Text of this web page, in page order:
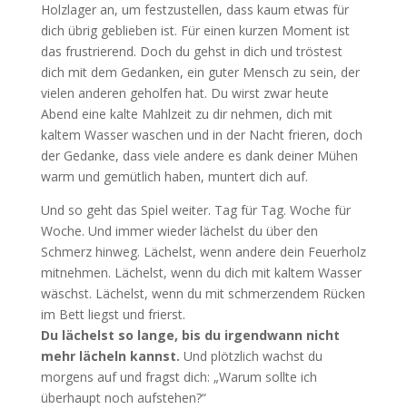
Holzlager an, um festzustellen, dass kaum etwas für
dich übrig geblieben ist. Für einen kurzen Moment ist
das frustrierend. Doch du gehst in dich und tröstest
dich mit dem Gedanken, ein guter Mensch zu sein, der
vielen anderen geholfen hat. Du wirst zwar heute
Abend eine kalte Mahlzeit zu dir nehmen, dich mit
kaltem Wasser waschen und in der Nacht frieren, doch
der Gedanke, dass viele andere es dank deiner Mühen
warm und gemütlich haben, muntert dich auf.
Und so geht das Spiel weiter. Tag für Tag. Woche für
Woche. Und immer wieder lächelst du über den
Schmerz hinweg. Lächelst, wenn andere dein Feuerholz
mitnehmen. Lächelst, wenn du dich mit kaltem Wasser
wäschst. Lächelst, wenn du mit schmerzendem Rücken
im Bett liegst und frierst.
Du lächelst so lange, bis du irgendwann nicht
mehr lächeln kannst. Und plötzlich wachst du
morgens auf und fragst dich: „Warum sollte ich
überhaupt noch aufstehen?“